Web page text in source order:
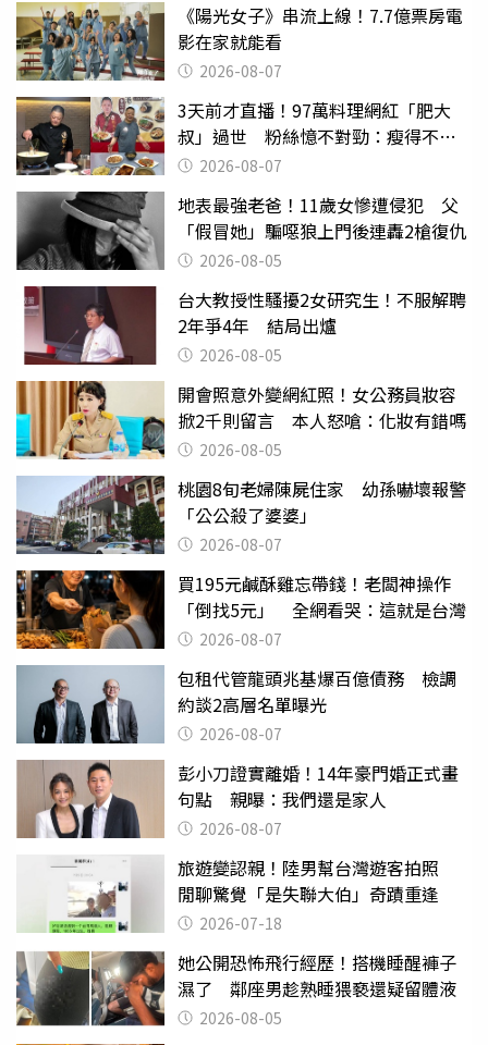
《陽光女子》串流上線！7.7億票房電
影在家就能看
2026-08-07
3天前才直播！97萬料理網紅「肥大
叔」過世 粉絲憶不對勁：瘦得不合
理 2026-08-07
地表最強老爸！11歲女慘遭侵犯 父
「假冒她」騙噁狼上門後連轟2槍復仇
2026-08-05
台大教授性騷擾2女研究生！不服解聘
2年爭4年 結局出爐
2026-08-05
開會照意外變網紅照！女公務員妝容
掀2千則留言 本人怒嗆：化妝有錯嗎
2026-08-05
桃園8旬老婦陳屍住家 幼孫嚇壞報警
「公公殺了婆婆」
2026-08-07
買195元鹹酥雞忘帶錢！老闆神操作
「倒找5元」 全網看哭：這就是台灣
2026-08-07
包租代管龍頭兆基爆百億債務 檢調
約談2高層名單曝光
2026-08-07
彭小刀證實離婚！14年豪門婚正式畫
句點 親曝：我們還是家人
2026-08-07
旅遊變認親！陸男幫台灣遊客拍照
閒聊驚覺「是失聯大伯」奇蹟重逢
2026-07-18
她公開恐怖飛行經歷！搭機睡醒褲子
濕了 鄰座男趁熟睡猥褻還疑留體液
2026-08-05